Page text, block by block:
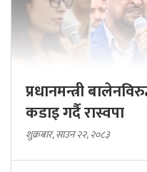
प्रधानमन्त्री
कडाइ गर्दै रास्वपा
शुक्रबार, साउन २२, २०८३